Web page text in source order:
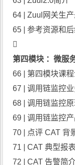
64 | Zuul网关生
65 | 参考资源和

第四模块 ：微服
66 | 第四模块课
67 | 调用链监控
68 | 调用链监控
69 | 调用链监控
70 | 点评 CAT 背
71 | CAT 典型报表
72 | CAT 告警简